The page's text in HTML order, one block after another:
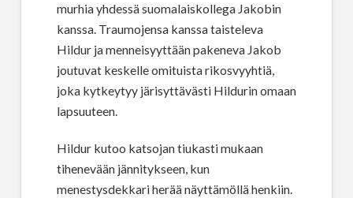
murhia yhdessä suomalaiskollega Jakobin
kanssa. Traumojensa kanssa taisteleva
Hildur ja menneisyyttään pakeneva Jakob
joutuvat keskelle omituista rikosvyyhtiä,
joka kytkeytyy järisyttävästi Hildurin omaan
lapsuuteen.
Hildur kutoo katsojan tiukasti mukaan
tihenevään jännitykseen, kun
menestysdekkari herää näyttämöllä henkiin.